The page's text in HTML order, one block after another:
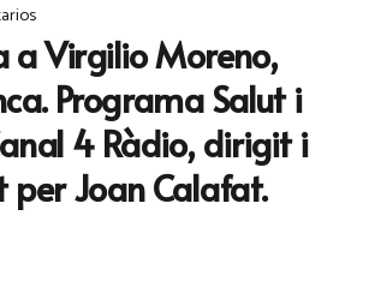
a Virgilio Moreno,
Programa Salut i
4 Ràdio, dirigit i
per Joan Calafat.